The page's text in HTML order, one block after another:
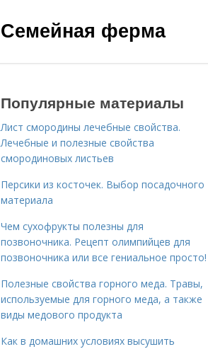
Семейная ферма
Популярные материалы
Лист смородины лечебные свойства.
Лечебные и полезные свойства
смородиновых листьев
Персики из косточек. Выбор посадочного
материала
Чем сухофрукты полезны для
позвоночника. Рецепт олимпийцев для
позвоночника или все гениальное просто!
Полезные свойства горного меда. Травы,
используемые для горного меда, а также
виды медового продукта
Как в домашних условиях высушить